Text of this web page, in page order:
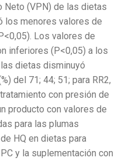
Neto (VPN) de las dietas
los menores valores de
Los valores de
inferiores (P<0,05) a los
dietas disminuyó
del 71; 44; 51; para RR2,
con presión de
producto con valores de
para las plumas
HQ en dietas para
y la suplementación con